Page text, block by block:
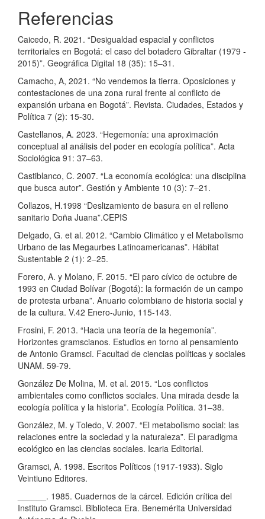
Referencias
Caicedo, R. 2021. “Desigualdad espacial y conflictos
territoriales en Bogotá: el caso del botadero Gibraltar (1979 -
2015)”. Geográfica Digital 18 (35): 15–31.
Camacho, A, 2021. “No vendemos la tierra. Oposiciones y
contestaciones de una zona rural frente al conflicto de
expansión urbana en Bogotá”. Revista. Ciudades, Estados y
Política 7 (2): 15-30.
Castellanos, A. 2023. “Hegemonía: una aproximación
conceptual al análisis del poder en ecología política”. Acta
Sociológica 91: 37–63.
Castiblanco, C. 2007. “La economía ecológica: una disciplina
que busca autor”. Gestión y Ambiente 10 (3): 7–21.
Collazos, H.1998 “Deslizamiento de basura en el relleno
sanitario Doña Juana”.CEPIS
Delgado, G. et al. 2012. “Cambio Climático y el Metabolismo
Urbano de las Megaurbes Latinoamericanas”. Hábitat
Sustentable 2 (1): 2–25.
Forero, A. y Molano, F. 2015. “El paro cívico de octubre de
1993 en Ciudad Bolívar (Bogotá): la formación de un campo
de protesta urbana”. Anuario colombiano de historia social y
de la cultura. V.42 Enero-Junio, 115-143.
Frosini, F. 2013. “Hacia una teoría de la hegemonía”.
Horizontes gramscianos. Estudios en torno al pensamiento
de Antonio Gramsci. Facultad de ciencias políticas y sociales
UNAM. 59-79.
González De Molina, M. et al. 2015. “Los conflictos
ambientales como conflictos sociales. Una mirada desde la
ecología política y la historia”. Ecología Política. 31–38.
González, M. y Toledo, V. 2007. “El metabolismo social: las
relaciones entre la sociedad y la naturaleza”. El paradigma
ecológico en las ciencias sociales. Icaria Editorial.
Gramsci, A. 1998. Escritos Políticos (1917-1933). Siglo
Veintiuno Editores.
______. 1985. Cuadernos de la cárcel. Edición crítica del
Instituto Gramsci. Biblioteca Era. Benemérita Universidad